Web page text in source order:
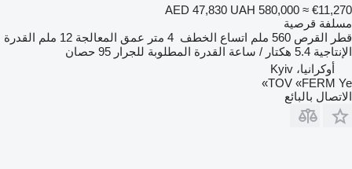
AED 47,830 UAH 580,000 ≈ €11,270
مسلفة قرصية
قطر القرص 560 ملم اتساع الخطف 4 متر عمق المعالجة 12 ملم
القدرة
الإنتاجية 5.4 هكتار / ساعة القدرة المطلوبة للجرار 95 حصان
أوكرانيا، Kyiv
TOV «FERM Ye»
الاتصال بالبائع